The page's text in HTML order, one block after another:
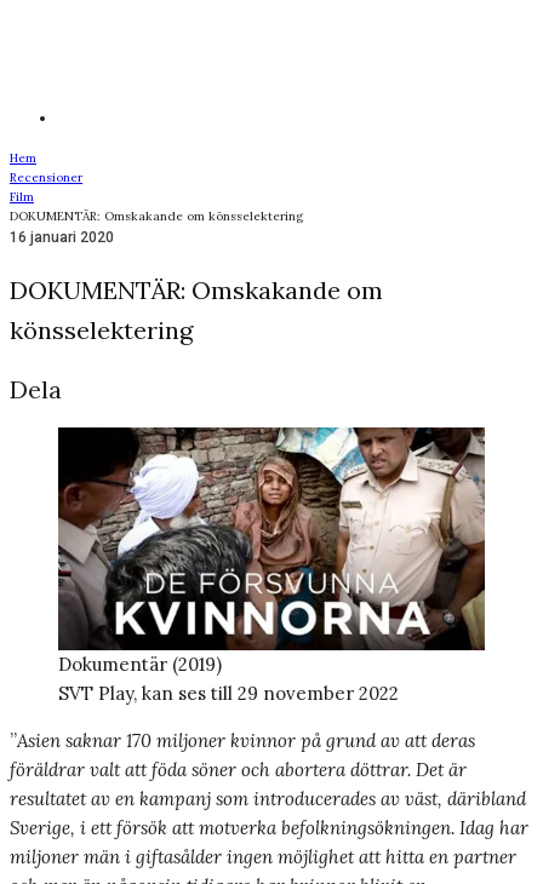
Hem
Recensioner
Film
DOKUMENTÄR: Omskakande om könsselektering
16 januari 2020
DOKUMENTÄR: Omskakande om
könsselektering
Dela
Dokumentär (2019)
SVT Play, kan ses till 29 november 2022
”Asien saknar 170 miljoner kvinnor på grund av att deras
föräldrar valt att föda söner och abortera döttrar. Det är
resultatet av en kampanj som introducerades av väst, däribland
Sverige, i ett försök att motverka befolkningsökningen. Idag har
miljoner män i giftasålder ingen möjlighet att hitta en partner